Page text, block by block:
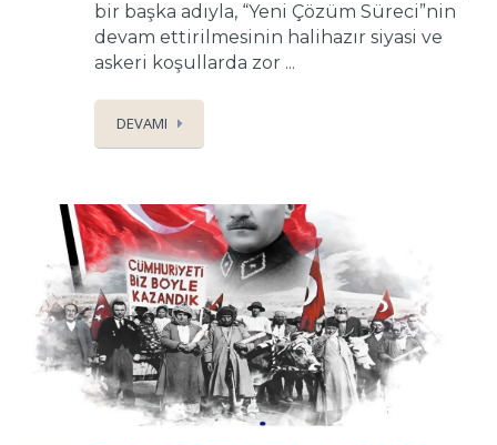
bir başka adıyla, “Yeni Çözüm Süreci”nin
devam ettirilmesinin halihazır siyasi ve
askeri koşullarda zor ...
DEVAMI